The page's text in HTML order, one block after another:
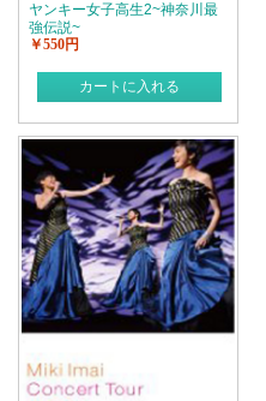
ヤンキー女子高生2~神奈川最
強伝説~
￥550円
カートに入れる